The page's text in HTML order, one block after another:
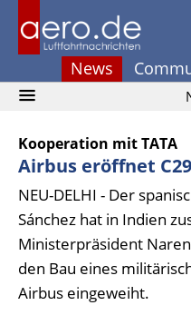
News
Kooperation mit TATA
Airbus eröffnet
NEU-DELHI - Der
Sánchez hat in Indien
Ministerpräsident
den Bau eines
Airbus eingeweiht.